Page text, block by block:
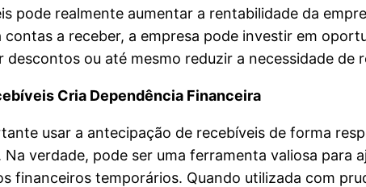
pode realmente aumentar a rentabilidade da
a receber, a empresa pode investir em
ou até mesmo reduzir a necessidade de
Cria Dependência Financeira
usar a antecipação de recebíveis de forma
verdade, pode ser uma ferramenta valiosa para
financeiros temporários. Quando utilizada com